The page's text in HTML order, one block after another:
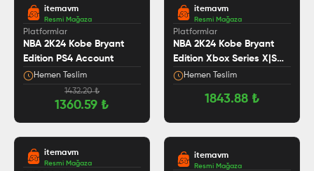
itemavm
Resmi Mağaza
Platformlar
NBA 2K24 Kobe Bryant
Edition PS4 Account
Hemen Teslim
1432.20₺
1360.59 ₺
itemavm
Resmi Mağaza
Platformlar
NBA 2K24 Kobe Bryant
Edition Xbox Series X|S
Account
Hemen Teslim
1843.88₺
itemavm
Resmi Mağaza
itemavm
Resmi Mağaza